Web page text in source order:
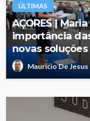
ÚLTIMAS
AÇORES |
importância
novas
Mauricio De Jesus